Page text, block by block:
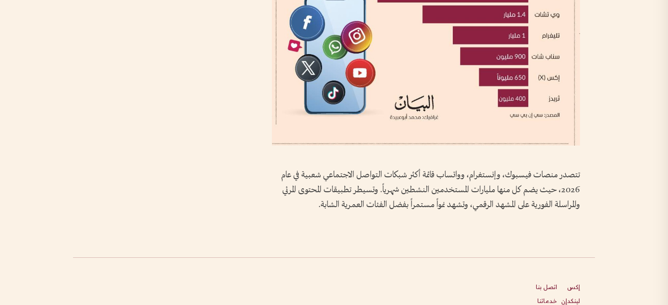
تتصدر منصات فيسبوك، وإنستغرام، وواتساب قائمة أكثر شبكات التواصل الاجتماعي شعبية في عام
2026، حيث يضم كل منها مليارات المستخدمين النشطين شهرياً. وتسيطر تطبيقات المحتوى المرئي
والمراسلة الفورية على المشهد الرقمي، وتشهد نمواً مستمراً بفضل الفئات العمرية الشابة.
إكس
لينكدإن
اتصل بنا
خدماتنا